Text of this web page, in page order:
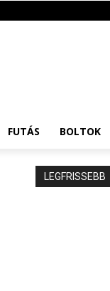
FUTÁS BOLTOK
LEGFRISSEBB